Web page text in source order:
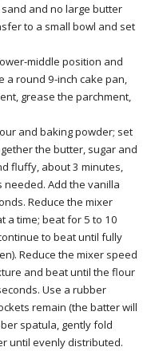
and no large butter
to a small bowl and set
middle position and
a round 9-inch cake pan,
grease the parchment,
and baking powder; set
the butter, sugar and
fluffy, about 3 minutes,
Add the vanilla
Reduce the mixer
a time; beat for 5 to 10
to beat until fully
Reduce the mixer speed
and beat until the flour
Use a rubber
remain (the batter will
spatula, gently fold
until evenly distributed.